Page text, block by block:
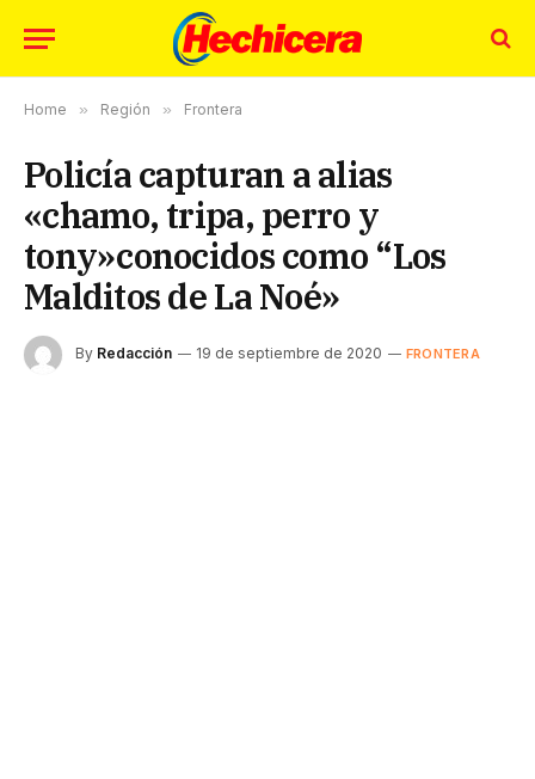
Home » Región » Frontera
Policía capturan a alias
«chamo, tripa, perro y
tony»conocidos como “Los
Malditos de La Noé»
By Redacción 19 de septiembre de 2020 FRONTERA